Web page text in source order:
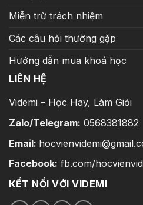
Miễn trừ trách nhiệm
Các câu hỏi thường gặp
Hướng dẫn mua khoá học
LIÊN HỆ
Videmi – Học Hay, Làm Giỏi
Zalo/Telegram: 0568381882
Email:
Facebook: fb.com/
KẾT NỐI VỚI VIDEMI